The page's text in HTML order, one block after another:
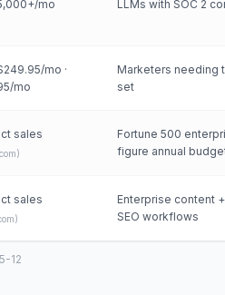
mo
LLMs with SOC 2
mo ·
mo
Marketers needing
set
sales
)
Fortune 500
figure annual
sales
)
Enterprise content
SEO workflows
12